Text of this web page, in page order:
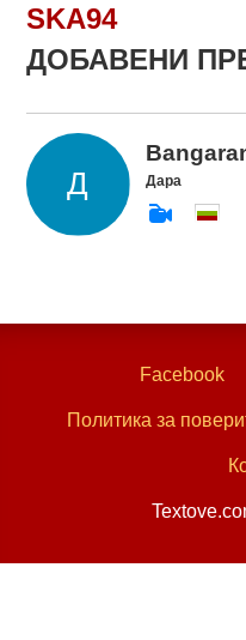
SKA94
ДОБАВЕНИ
Дара
Facebook
Политика за